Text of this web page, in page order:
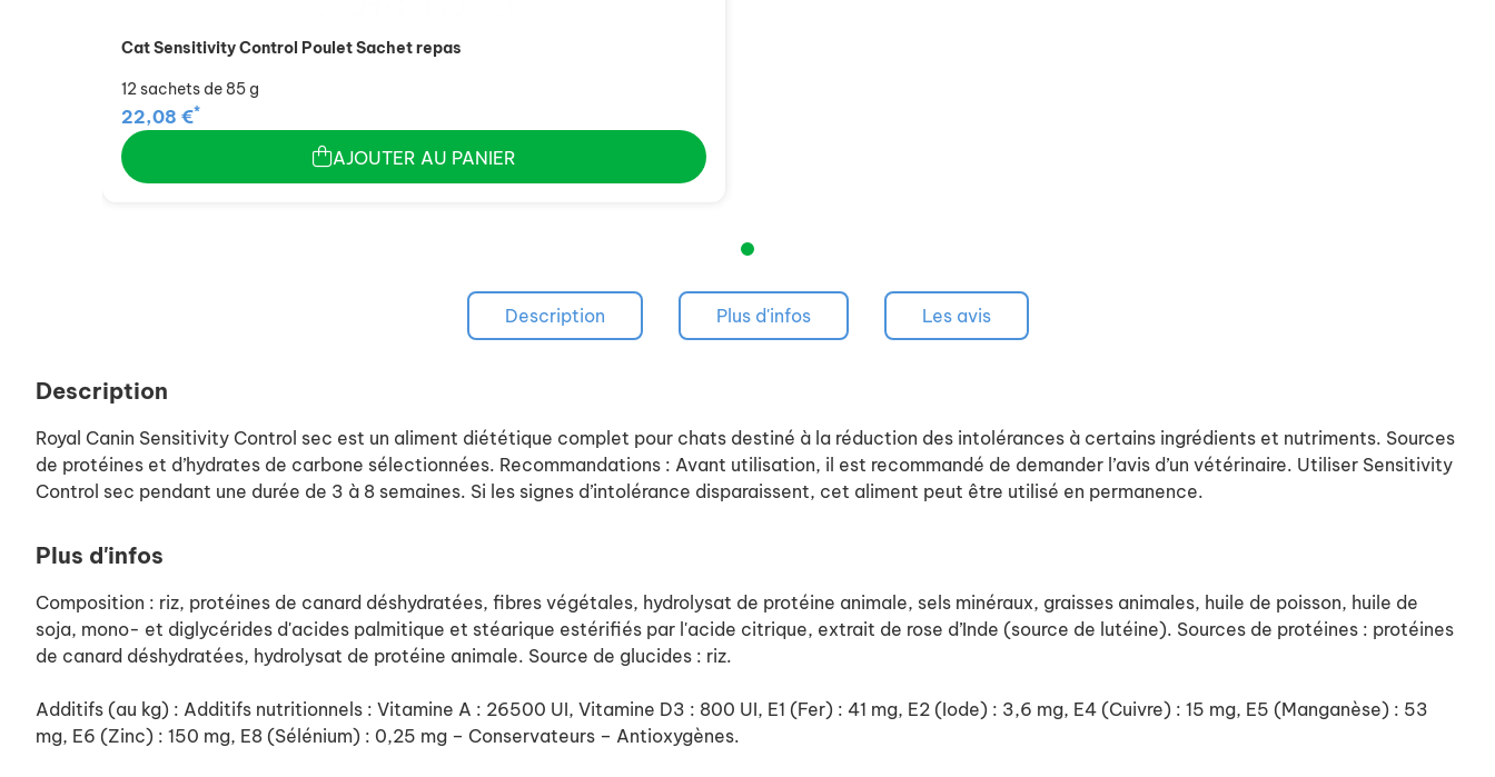
Cat Sensitivity Control Poulet Sachet repas
12 sachets de 85 g
22,08 €*
AJOUTER AU PANIER
Description Plus d'infos Les avis
Description
Royal Canin Sensitivity Control sec est un aliment diététique complet pour chats destiné à la réduction des intolérances à certains ingrédients et nutriments. Sources
de protéines et d’hydrates de carbone sélectionnées. Recommandations : Avant utilisation, il est recommandé de demander l’avis d’un vétérinaire. Utiliser Sensitivity
Control sec pendant une durée de 3 à 8 semaines. Si les signes d’intolérance disparaissent, cet aliment peut être utilisé en permanence.
Plus d'infos
Composition : riz, protéines de canard déshydratées, fibres végétales, hydrolysat de protéine animale, sels minéraux, graisses animales, huile de poisson, huile de
soja, mono- et diglycérides d'acides palmitique et stéarique estérifiés par l'acide citrique, extrait de rose d’Inde (source de lutéine). Sources de protéines : protéines
de canard déshydratées, hydrolysat de protéine animale. Source de glucides : riz.
Additifs (au kg) : Additifs nutritionnels : Vitamine A : 26500 UI, Vitamine D3 : 800 UI, E1 (Fer) : 41 mg, E2 (Iode) : 3,6 mg, E4 (Cuivre) : 15 mg, E5 (Manganèse) : 53
mg, E6 (Zinc) : 150 mg, E8 (Sélénium) : 0,25 mg – Conservateurs – Antioxygènes.